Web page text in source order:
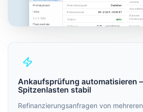
Ankaufsprüfung automatisieren
Spitzenlasten stabil
Refinanzierungsanfragen von